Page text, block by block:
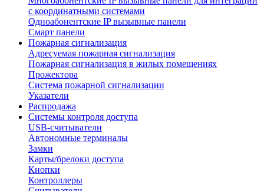
с координатными системами
Одноабонентские IP вызывные панели
Смарт панели
Пожарная сигнализация
Адресуемая пожарная сигнализация
Пожарная сигнализация в жилых помещениях
Прожектора
Система пожарной сигнализации
Указатели
Распродажа
Системы контроля доступа
USB-считыватели
Автономные терминалы
Замки
Карты/брелоки доступа
Кнопки
Контроллеры